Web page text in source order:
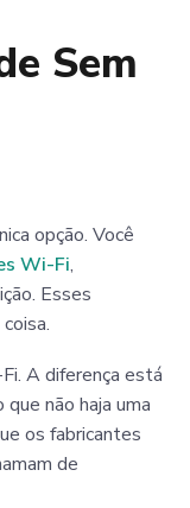
Sem
opção. Você
Wi-Fi,
Esses
A diferença está
não haja uma
os fabricantes
de